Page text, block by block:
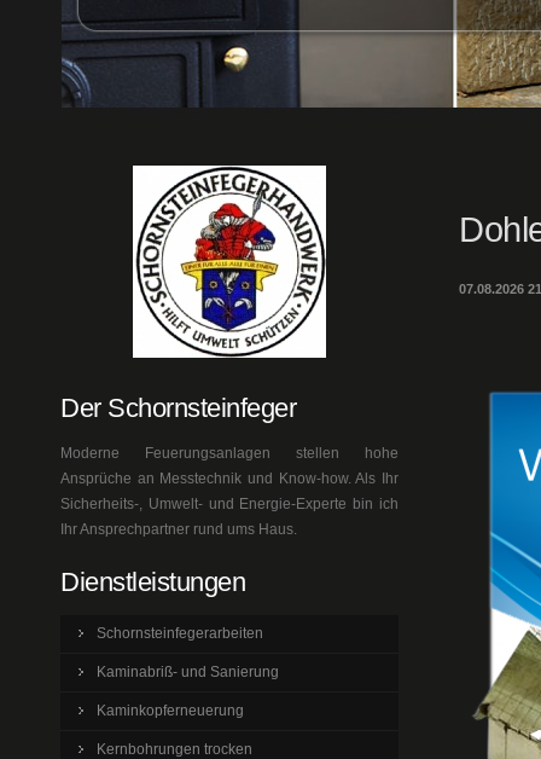
07.08.2026
Der Schornsteinfeger
Moderne Feuerungsanlagen stellen hohe
Ansprüche an Messtechnik und Know-how. Als Ihr
Sicherheits-, Umwelt- und Energie-Experte bin ich
Ihr Ansprechpartner rund ums Haus.
Dienstleistungen
Schornsteinfegerarbeiten
Kaminabriß- und Sanierung
Kaminkopferneuerung
Kernbohrungen trocken